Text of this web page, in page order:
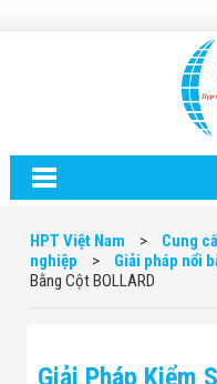
HPT Việt Nam >
Cung
nghiệp
> Giải pháp nổi
Bằng Cột BOLLARD
Giải Pháp Kiểm